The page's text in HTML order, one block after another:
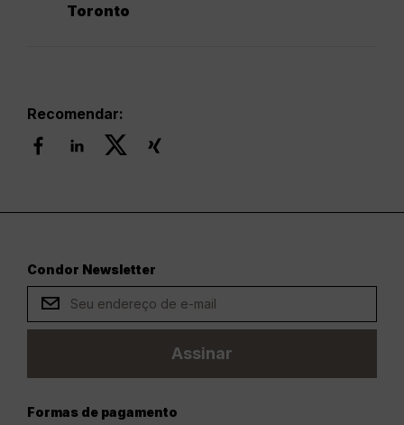
Toronto
Recomendar:
Condor Newsletter
Assinar
Formas de pagamento